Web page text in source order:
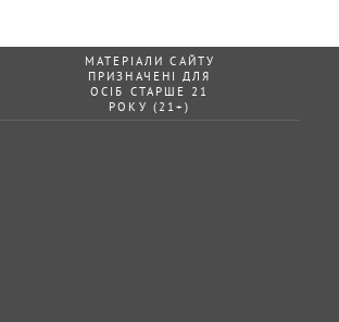
МАТЕРІАЛИ САЙТУ
ПРИЗНАЧЕНІ ДЛЯ
ОСІБ СТАРШЕ 21
РОКУ (21+)